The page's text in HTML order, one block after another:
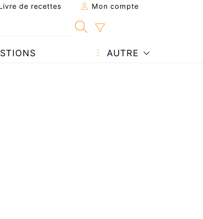
de recettes Mon compte
AUTRE
à un ami
page
question à l'auteur
votre photo de cette